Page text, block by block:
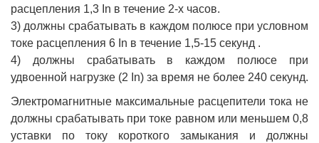
расцепления 1,3 In в течение 2-х часов.
3) должны срабатывать в каждом полюсе при условном
токе расцепления 6 In в течение 1,5-15 секунд .
4) должны срабатывать в каждом полюсе при
удвоенной нагрузке (2 In) за время не более 240 секунд.
Электромагнитные максимальные расцепители тока не
должны срабатывать при токе равном или меньшем 0,8
уставки по току короткого замыкания и должны